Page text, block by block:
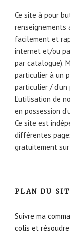
Ce site à pour
renseignements
facilement et
internet et/ou
par catalogue).
particulier à un
particulier /
L’utilisation de
en possession
Ce site est
différentes
gratuitement
PLAN DU
Suivre ma
colis et